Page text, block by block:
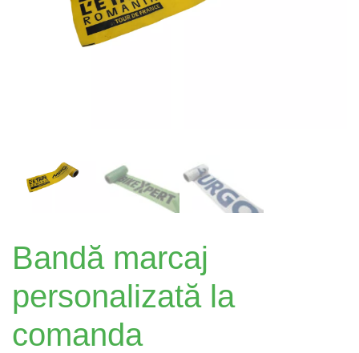
Bandă marcaj
personalizată la
comanda